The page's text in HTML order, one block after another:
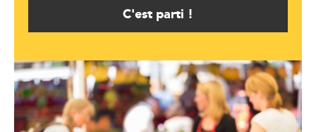
C'est parti !